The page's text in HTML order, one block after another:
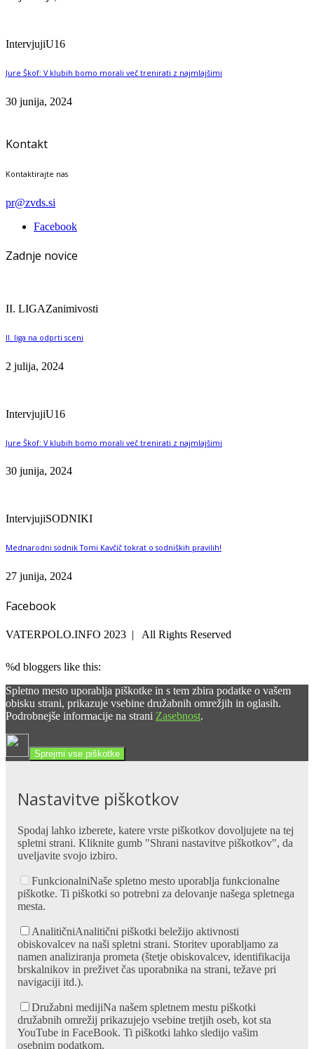
IntervjujiU16
Jure Škof: V klubih bomo morali več trenirati z najmlajšimi
30 junija, 2024
Kontakt
Kontaktirajte nas
pr@zvds.si
Facebook
Zadnje novice
II. LIGAZanimivosti
II. liga na odprti sceni
2 julija, 2024
IntervjujiU16
Jure Škof: V klubih bomo morali več trenirati z najmlajšimi
30 junija, 2024
IntervjujiSODNIKI
Mednarodni sodnik Tomi Kavčič tokrat o sodniških pravilih!
27 junija, 2024
Facebook
VATERPOLO.INFO 2023 | All Rights Reserved
%d bloggers like this:
Spletno mesto uporablja piškotke in s tem zbira podatke o vašem
obisku strani, prikazuje vsebine družabnih omrežjih in oglasih.
Podrobnejše informacije na strani Zasebnost.
Sprejmi vse piškotke
Nastavitve piškotkov
Spodaj lahko izberete, katere vrste piškotkov dovoljujete na tej
spletni strani. Kliknite gumb "Shrani nastavitve piškotkov", da
uveljavite svojo izbiro.
FunkcionalniNaše spletno mesto uporablja funkcionalne
piškotke. Ti piškotki so potrebni za delovanje našega spletnega
mesta.
AnalitičniAnalitični piškotki beležijo aktivnosti
obiskovalcev na naši spletni strani. Storitev uporabljamo za
namen analiziranja prometa (štetje obiskovalcev, identifikacija
brskalnikov in preživet čas uporabnika na strani, težave pri
navigaciji itd.).
Družabni medijiNa našem spletnem mestu piškotki
družabnih omrežij prikazujejo vsebine tretjih oseb, kot sta
YouTube in FaceBook. Ti piškotki lahko sledijo vašim
osebnim podatkom.